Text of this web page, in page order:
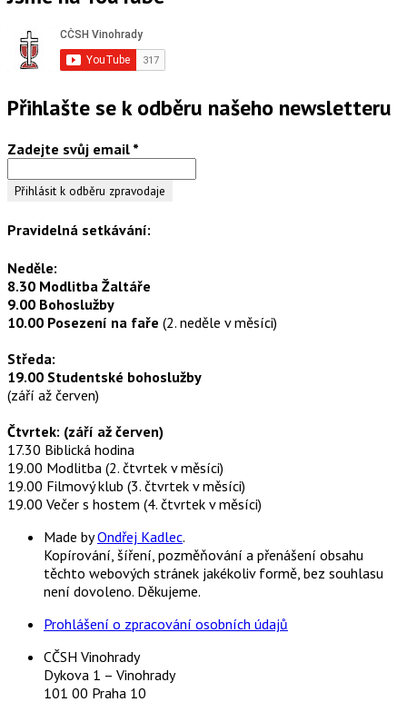
Přihlašte se k odběru našeho newsletteru
Zadejte svůj email *
Pravidelná setkávání:
Neděle:
8.30 Modlitba Žaltáře
9.00 Bohoslužby
10.00 Posezení na faře (2. neděle v měsíci)
Středa:
19.00 Studentské bohoslužby
(září až červen)
Čtvrtek: (září až červen)
17.30 Biblická hodina
19.00 Modlitba (2. čtvrtek v měsíci)
19.00 Filmový klub (3. čtvrtek v měsíci)
19.00 Večer s hostem (4. čtvrtek v měsíci)
Made byOndřej Kadlec.
Kopírování, šíření, pozměňování a přenášení obsahu
těchto webových stránek jakékoliv formě, bez souhlasu
není dovoleno. Děkujeme.
Prohlášení o zpracování osobních údajů
CČSH Vinohrady
Dykova 1 – Vinohrady
101 00 Praha 10